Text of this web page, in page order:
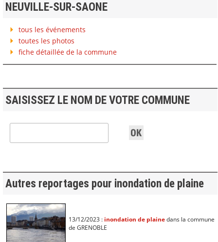
NEUVILLE-SUR-SAONE
tous les événements
toutes les photos
fiche détaillée de la commune
SAISISSEZ LE NOM DE VOTRE COMMUNE
Autres reportages pour inondation de plaine
13/12/2023 : inondation de plainedans la commune
de GRENOBLE